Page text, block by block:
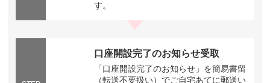
す。
口座開設完了のお知らせ受取
「口座開設完了のお知らせ」を簡易書留
（転送不要扱い）でご自宅あてに郵送い